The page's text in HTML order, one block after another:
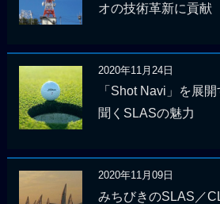
オの技術革新に貢献
2020年11月24日
「Shot Navi」を展
聞くSLASの魅力
2020年11月09日
みちびきのSLAS／